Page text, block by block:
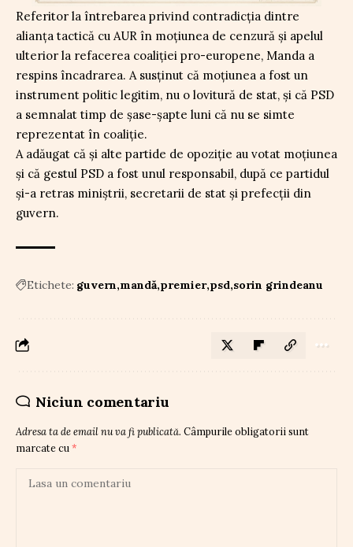
Referitor la întrebarea privind contradicția dintre
alianța tactică cu AUR în moțiunea de cenzură și apelul
ulterior la refacerea coaliției pro-europene, Manda a
respins încadrarea. A susținut că moțiunea a fost un
instrument politic legitim, nu o lovitură de stat, și că PSD
a semnalat timp de șase-șapte luni că nu se simte
reprezentat în coaliție.
A adăugat că și alte partide de opoziție au votat moțiunea
și că gestul PSD a fost unul responsabil, după ce partidul
și-a retras miniștrii, secretarii de stat și prefecții din
guvern.
Etichete: guvern mandă premier psd sorin grindeanu
Niciun comentariu
Adresa ta de email nu va fi publicată. Câmpurile obligatorii sunt
marcate cu *